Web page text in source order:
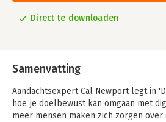
Direct te downloaden
Samenvatting
Aandachtsexpert Cal Newport legt in
hoe je doelbewust kan omgaan met
meer mensen maken zich zorgen over